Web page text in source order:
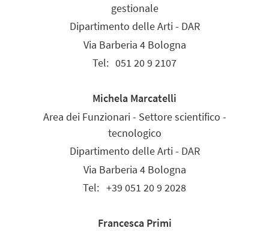
gestionale
Dipartimento delle Arti - DAR
Via Barberia 4 Bologna
Tel: 051 20 9 2107
Michela Marcatelli
Area dei Funzionari - Settore scientifico -
tecnologico
Dipartimento delle Arti - DAR
Via Barberia 4 Bologna
Tel: +39 051 20 9 2028
Francesca Primi